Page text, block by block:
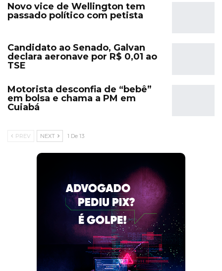
Novo vice de Wellington tem
passado político com petista
Candidato ao Senado, Galvan
declara aeronave por R$ 0,01 ao
TSE
Motorista desconfia de “bebê”
em bolsa e chama a PM em
Cuiabá
PREV NEXT 1 De 13